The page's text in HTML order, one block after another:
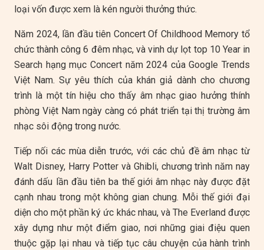
loại vốn được xem là kén người thưởng thức.
Năm 2024, lần đầu tiên Concert Of Childhood Memory tổ
chức thành công 6 đêm nhạc, và vinh dự lọt top 10 Year in
Search hạng mục Concert năm 2024 của Google Trends
Việt Nam. Sự yêu thích của khán giả dành cho chương
trình là một tín hiệu cho thấy âm nhạc giao hưởng thính
phòng Việt Nam ngày càng có phát triển tại thị trường âm
nhạc sôi động trong nước.
Tiếp nối các mùa diễn trước, với các chủ đề âm nhạc từ
Walt Disney, Harry Potter và Ghibli, chương trình năm nay
đánh dấu lần đầu tiên ba thế giới âm nhạc này được đặt
cạnh nhau trong một không gian chung. Mỗi thế giới đại
diện cho một phần ký ức khác nhau, và The Everland được
xây dựng như một điểm giao, nơi những giai điệu quen
thuộc gặp lại nhau và tiếp tục câu chuyện của hành trình